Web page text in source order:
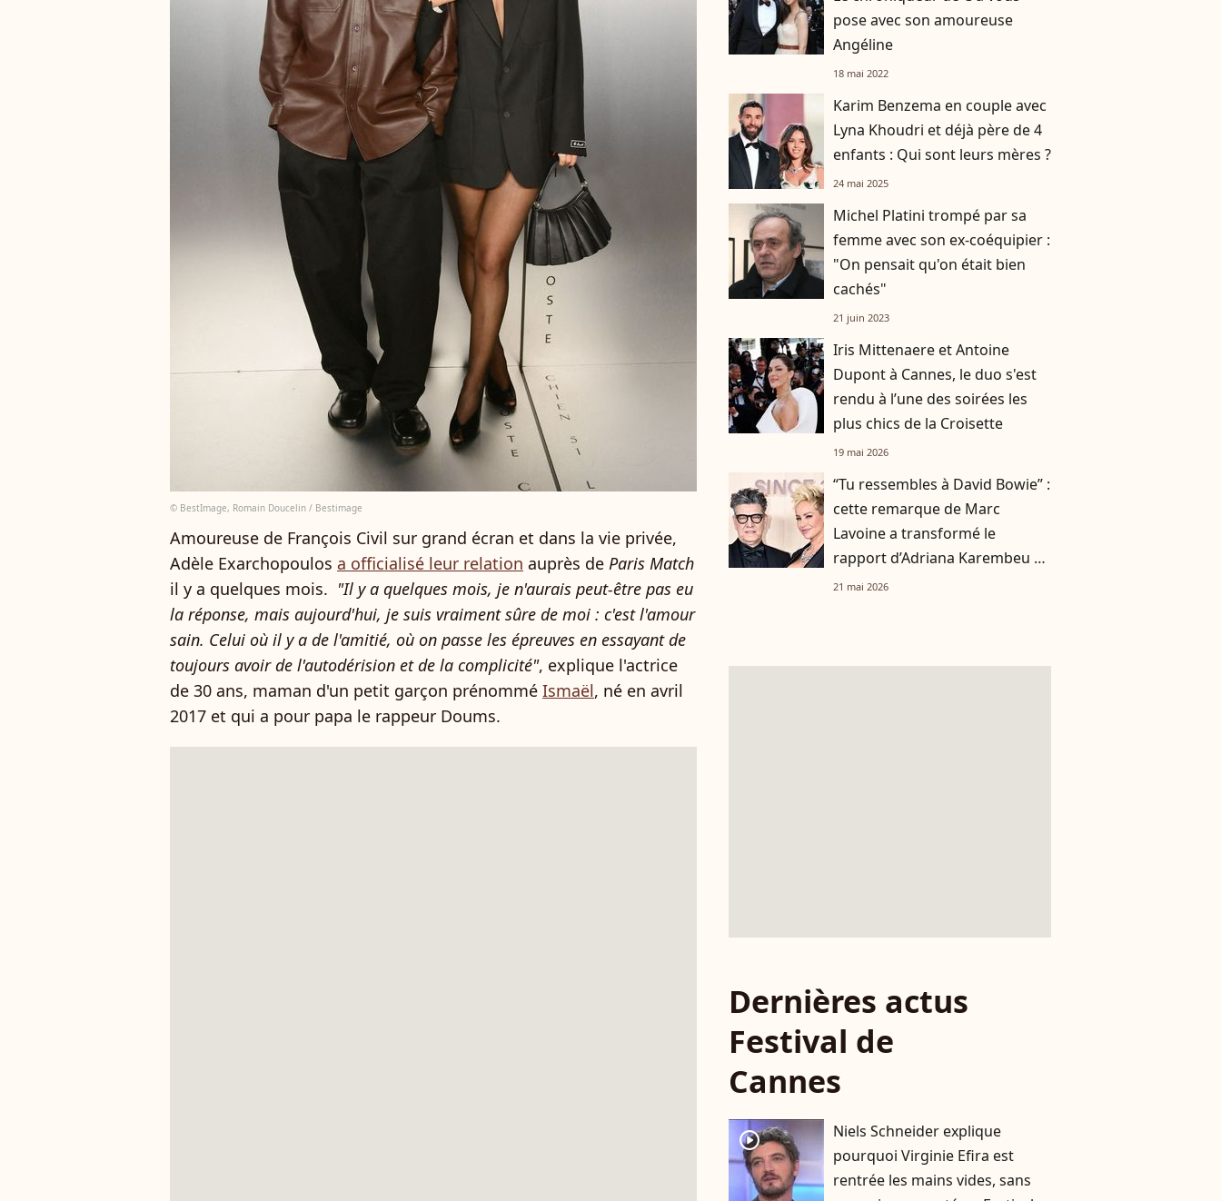
© BestImage, Romain Doucelin / Bestimage
Amoureuse de François Civil sur grand écran et dans la vie privée,
Adèle Exarchopoulos a officialisé leur relation auprès de Paris Match
il y a quelques mois. "Il y a quelques mois, je n'aurais peut-être pas eu
la réponse, mais aujourd'hui, je suis vraiment sûre de moi : c'est l'amour
sain. Celui où il y a de l'amitié, où on passe les épreuves en essayant de
toujours avoir de l'autodérision et de la complicité", explique l'actrice
de 30 ans, maman d'un petit garçon prénommé Ismaël, né en avril
2017 et qui a pour papa le rappeur Doums.
pose avec son amoureuse
Angéline
18 mai 2022
Karim Benzema en couple avec
Lyna Khoudri et déjà père de 4
enfants : Qui sont leurs mères ?
24 mai 2025
Michel Platini trompé par sa
femme avec son ex-coéquipier :
"On pensait qu'on était bien
cachés"
21 juin 2023
Iris Mittenaere et Antoine
Dupont à Cannes, le duo s'est
rendu à l’une des soirées les
plus chics de la Croisette
19 mai 2026
“Tu ressembles à David Bowie” :
cette remarque de Marc
Lavoine a transformé le
rapport d’Adriana Karembeu à
son apparence
21 mai 2026
Dernières actus
Festival de
Cannes
player2
Niels Schneider explique
pourquoi Virginie Efira est
rentrée les mains vides, sans